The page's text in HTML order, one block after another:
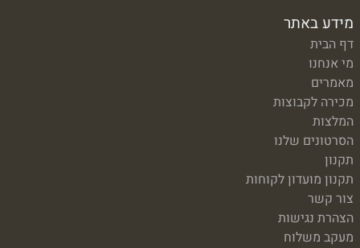
מידע באתר
דף הבית
מי אנחנו
מאמרים
מכירה לקבוצות
המלצות
הסרטונים שלנו
תקנון
תקנון מועדון לקוחות
צור קשר
הצהרת נגישות
מעקב משלוח